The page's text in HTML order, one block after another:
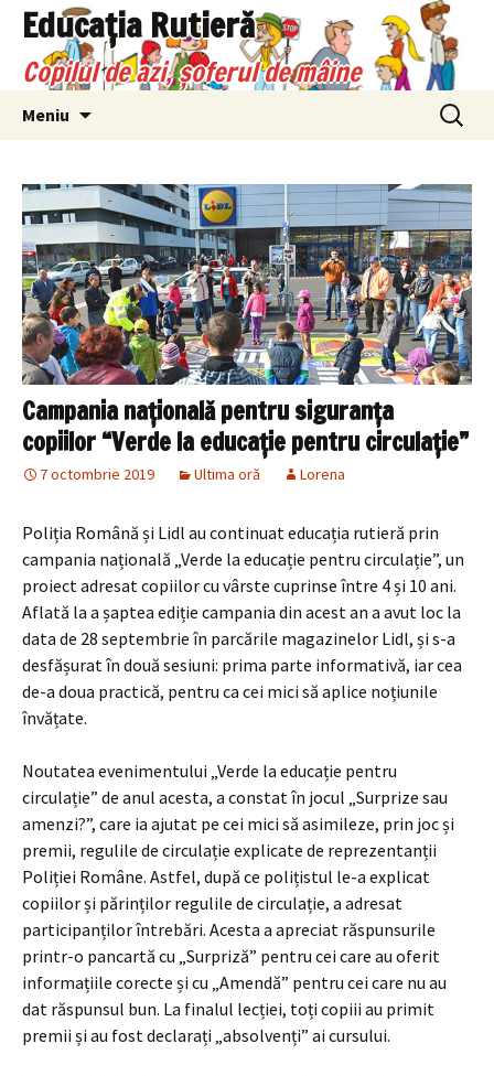
Sari
conținut
Educaţia Rutieră
Copilul de azi, şoferul de mâine
Meniu
Caută
după:
Campania națională pentru siguranța
copiilor “Verde la educație pentru circulație”
7 octombrie 2019 Ultima oră Lorena
Poliția Română și Lidl au continuat educația rutieră prin
campania națională „Verde la educație pentru circulație”, un
proiect adresat copiilor cu vârste cuprinse între 4 și 10 ani.
Aflată la a șaptea ediție campania din acest an a avut loc la
data de 28 septembrie în parcările magazinelor Lidl, și s-a
desfășurat în două sesiuni: prima parte informativă, iar cea
de-a doua practică, pentru ca cei mici să aplice noțiunile
învățate.
Noutatea evenimentului „Verde la educație pentru
circulație” de anul acesta, a constat în jocul „Surprize sau
amenzi?”, care ia ajutat pe cei mici să asimileze, prin joc și
premii, regulile de circulație explicate de reprezentanții
Poliției Române. Astfel, după ce polițistul le-a explicat
copiilor și părinților regulile de circulație, a adresat
participanților întrebări. Acesta a apreciat răspunsurile
printr-o pancartă cu „Surpriză” pentru cei care au oferit
informațiile corecte și cu „Amendă” pentru cei care nu au
dat răspunsul bun. La finalul lecției, toți copiii au primit
premii și au fost declarați „absolvenți” ai cursului.